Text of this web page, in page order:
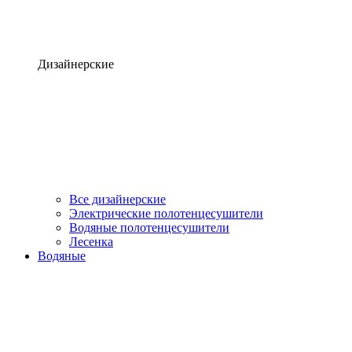
Дизайнерские
Все дизайнерские
Электрические полотенцесушители
Водяные полотенцесушители
Лесенка
Водяные